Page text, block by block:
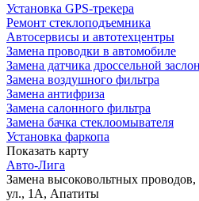
Установка GPS-трекера
Ремонт стеклоподъемника
Автосервисы и автотехцентры
Замена проводки в автомобиле
Замена датчика дроссельной
Замена воздушного фильтра
Замена антифриза
Замена салонного фильтра
Замена бачка стеклоомывателя
Установка фаркопа
Показать карту
Авто-Лига
Замена высоковольтных
ул., 1А, Апатиты